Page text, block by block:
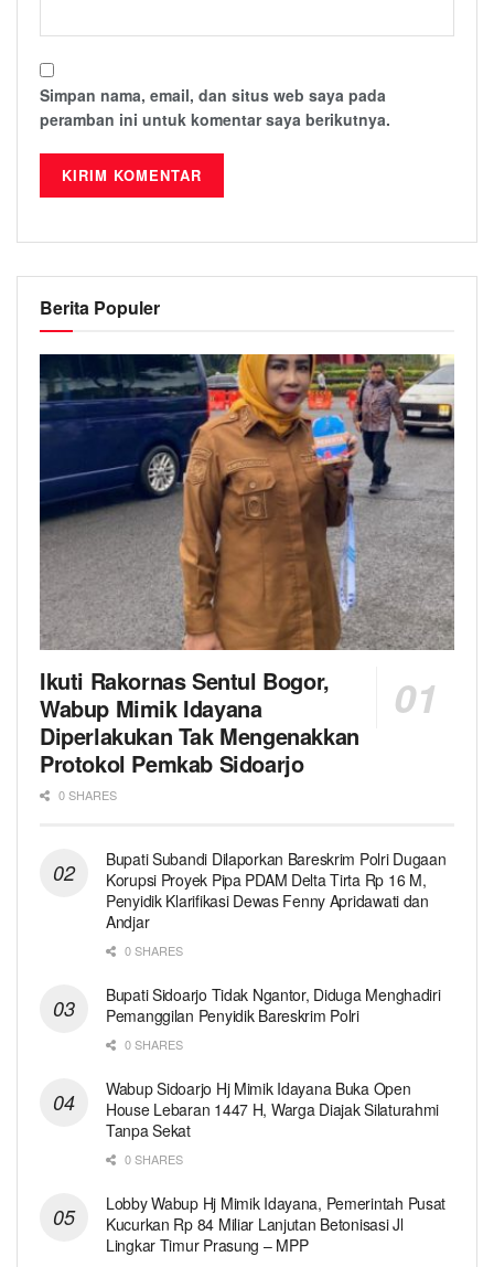
Simpan nama, email, dan situs web saya pada
peramban ini untuk komentar saya berikutnya.
Berita Populer
Ikuti Rakornas Sentul Bogor,
Wabup Mimik Idayana
Diperlakukan Tak Mengenakkan
Protokol Pemkab Sidoarjo
0 SHARES
Bupati Subandi Dilaporkan Bareskrim Polri Dugaan
Korupsi Proyek Pipa PDAM Delta Tirta Rp 16 M,
Penyidik Klarifikasi Dewas Fenny Apridawati dan
Andjar
0 SHARES
Bupati Sidoarjo Tidak Ngantor, Diduga Menghadiri
Pemanggilan Penyidik Bareskrim Polri
0 SHARES
Wabup Sidoarjo Hj Mimik Idayana Buka Open
House Lebaran 1447 H, Warga Diajak Silaturahmi
Tanpa Sekat
0 SHARES
Lobby Wabup Hj Mimik Idayana, Pemerintah Pusat
Kucurkan Rp 84 Miliar Lanjutan Betonisasi Jl
Lingkar Timur Prasung – MPP